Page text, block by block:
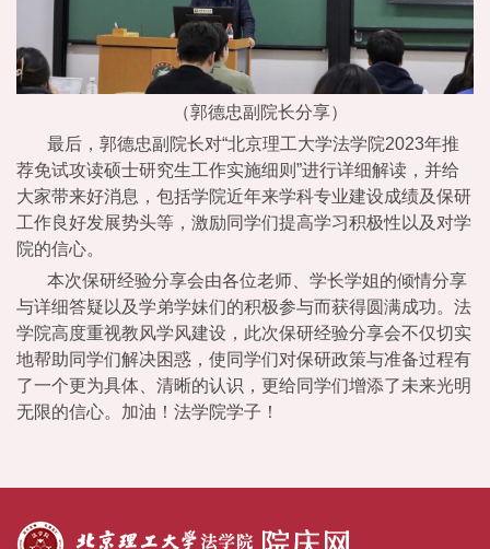
（郭德忠副院长分享）
最后，郭德忠副院长对“北京理工大学法学院2023年推
荐免试攻读硕士研究生工作实施细则”进行详细解读，并给
大家带来好消息，包括学院近年来学科专业建设成绩及保研
工作良好发展势头等，激励同学们提高学习积极性以及对学
院的信心。
本次保研经验分享会由各位老师、学长学姐的倾情分享
与详细答疑以及学弟学妹们的积极参与而获得圆满成功。法
学院高度重视教风学风建设，此次保研经验分享会不仅切实
地帮助同学们解决困惑，使同学们对保研政策与准备过程有
了一个更为具体、清晰的认识，更给同学们增添了未来光明
无限的信心。加油！法学院学子！